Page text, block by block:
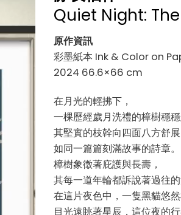
Quiet Night:
原作資訊
彩墨紙本 Ink & Color on
2024 66.6×66 cm
在月光的輕拂下，
一棵歷經歲月洗禮的樟樹穩
其堅實的枝幹向四面八方舒展
如同一篇篇刻滿故事的詩章。
樟樹象徵著庇護與長壽，
其每一道年輪都訴說著過往的
在這片夜色中，一隻黑貓悠
目光遠眺著星辰，這位夜的行